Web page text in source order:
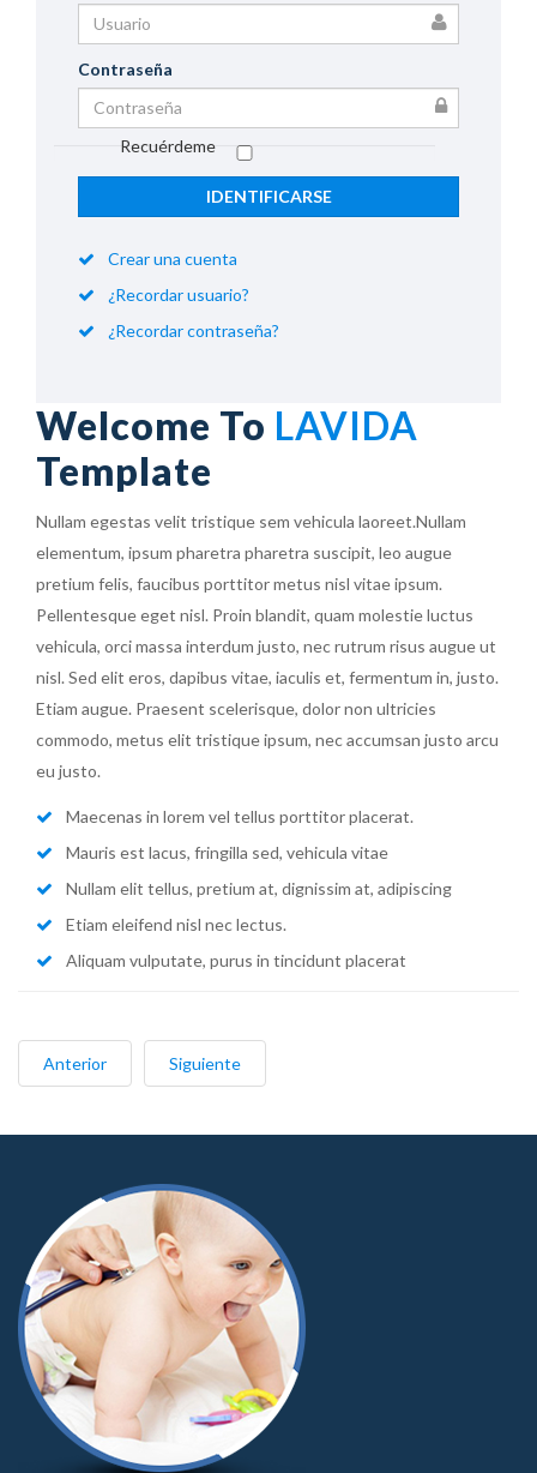
Contraseña
Recuérdeme
IDENTIFICARSE
Crear una cuenta
¿Recordar usuario?
¿Recordar contraseña?
Welcome To LAVIDA
Template
Nullam egestas velit tristique sem vehicula laoreet.Nullam
elementum, ipsum pharetra pharetra suscipit, leo augue
pretium felis, faucibus porttitor metus nisl vitae ipsum.
Pellentesque eget nisl. Proin blandit, quam molestie luctus
vehicula, orci massa interdum justo, nec rutrum risus augue ut
nisl. Sed elit eros, dapibus vitae, iaculis et, fermentum in, justo.
Etiam augue. Praesent scelerisque, dolor non ultricies
commodo, metus elit tristique ipsum, nec accumsan justo arcu
eu justo.
Maecenas in lorem vel tellus porttitor placerat.
Mauris est lacus, fringilla sed, vehicula vitae
Nullam elit tellus, pretium at, dignissim at, adipiscing
Etiam eleifend nisl nec lectus.
Aliquam vulputate, purus in tincidunt placerat
Anterior Siguiente